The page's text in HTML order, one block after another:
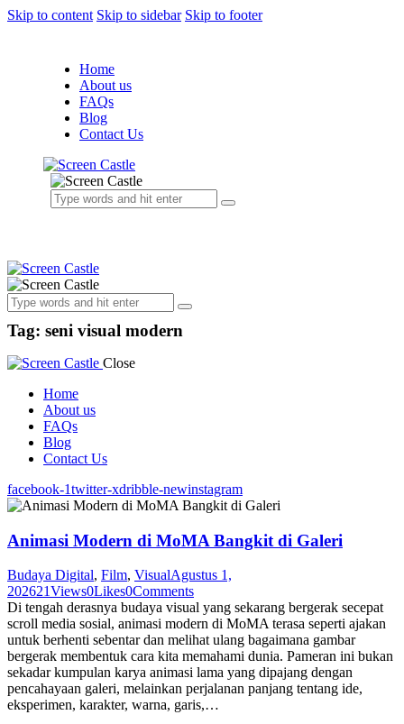
Skip to content Skip to sidebar Skip to footer
Home
About us
FAQs
Blog
Contact Us
Tag: seni visual modern
Close
Home
About us
FAQs
Blog
Contact Us
facebook-1twitter-xdribble-newinstagram
Animasi Modern di MoMA Bangkit di Galeri
Budaya Digital, Film, VisualAgustus 1,
202621Views0Likes0Comments
Di tengah derasnya budaya visual yang sekarang bergerak secepat
scroll media sosial, animasi modern di MoMA terasa seperti ajakan
untuk berhenti sebentar dan melihat ulang bagaimana gambar
bergerak membentuk cara kita memahami dunia. Pameran ini bukan
sekadar kumpulan karya animasi lama yang dipajang dengan
pencahayaan galeri, melainkan perjalanan panjang tentang ide,
eksperimen, karakter, warna, garis,…